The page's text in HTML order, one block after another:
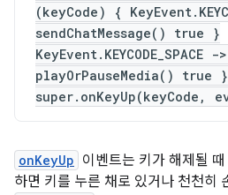
(keyCode) {
sendChatMessage() true }
KeyEvent.KEYCODE_SPACE
playOrPauseMedia() true
super.onKeyUp(keyCode,
onKeyUp 이벤트는 키가 해제될
하면 키를 누른 채로 있거나 천천히